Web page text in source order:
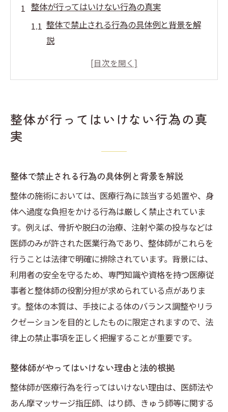
整体が行ってはいけない行為の真実
整体で禁止される行為の具体例と背景を解
説
整体師がやってはいけない理由と法的根拠
整体でトラブルが起きやすい場面と予防策
整体で避けるべきNGワードや誇大表現の実
整体選びで失敗しないための安全チェック
法
整体の資格有無や届出状況の見極め方
整体で起こるトラブル相談事例から学ぶ対
策
整体院選びに役立つ口コミと評判の活用法
安全な整体施術を見分けるポイントまとめ
専門家が推奨する整体の選択基準とは
医療行為と整体の違いを理解する
整体と医療行為の違いを明確に理解しよう
説
整体が医療行為ではない理由をわかりやす
く整理
整体が行ってはいけない行為の真
実
整体で禁止される行為の具体例と背景を解説
整体の施術においては、医療行為に該当する処置や、身
体へ過度な負担をかける行為は厳しく禁止されていま
す。例えば、骨折や脱臼の治療、注射や薬の投与などは
医師のみが許された医業行為であり、整体師がこれらを
行うことは法律で明確に排除されています。背景には、
利用者の安全を守るため、専門知識や資格を持つ医療従
事者と整体師の役割分担が求められている点がありま
す。整体の本質は、手技による体のバランス調整やリラ
クゼーションを目的としたものに限定されますので、法
律上の禁止事項を正しく把握することが重要です。
整体師がやってはいけない理由と法的根拠
整体師が医療行為を行ってはいけない理由は、医師法や
あん摩マッサージ指圧師、はり師、きゅう師等に関する